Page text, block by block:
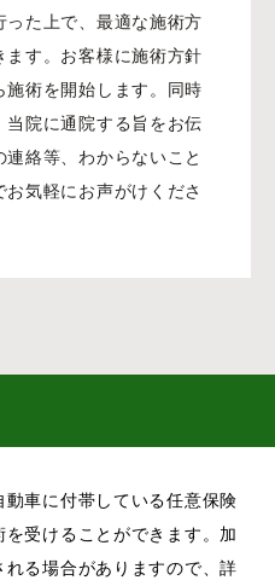
った上で、最適な施術方
す。お客様に施術方針
施術を開始します。同時
当院に通院する旨をお伝
絡等、わからないこと
気軽にお声がけくださ
車に付帯している任意保険
受けることができます。加
る場合がありますので、詳